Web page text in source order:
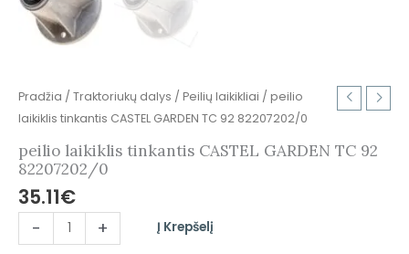
Pradžia / Traktoriukų dalys / Peilių laikikliai / peilio
laikiklis tinkantis CASTEL GARDEN TC 92 82207202/0
peilio laikiklis tinkantis CASTEL GARDEN TC 92
82207202/0
35.11€
- + Į Krepšelį